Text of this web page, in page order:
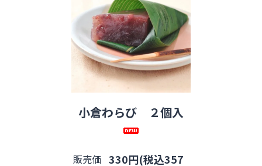
小倉わらび ２個入
販売価 330円(税込357